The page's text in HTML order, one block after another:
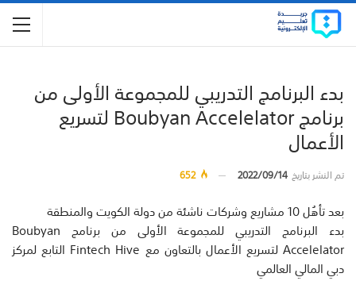
بدء البرنامج التدريبي للمجموعة الأولى من
برنامج Boubyan Accelelator لتسريع
الأعمال
تم النشر بتاريخ2022/09/14
652
بعد تأهُل 10 مشاريع وشركات ناشئة من دولة الكويت والمنطقة
بدء البرنامج التدريبي للمجموعة الأولى من برنامج Boubyan
Accelelator لتسريع الأعمال بالتعاون مع Fintech Hive التابع لمركز
دبي المالي العالمي